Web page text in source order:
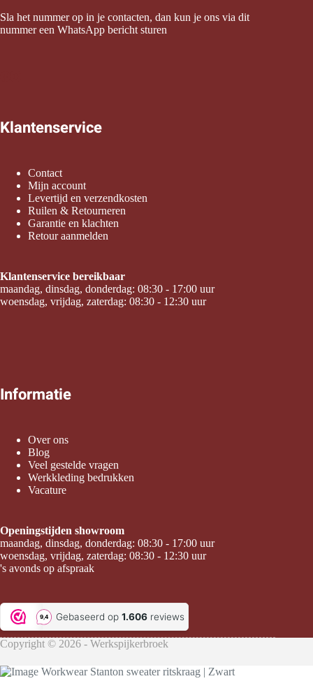
Sla het nummer op in je contacten, dan kun je ons via dit
nummer een WhatsApp bericht sturen
Klantenservice
Contact
Mijn account
Levertijd en verzendkosten
Ruilen & Retourneren
Garantie en klachten
Retour aanmelden
Klantenservice bereikbaar
maandag, dinsdag, donderdag: 08:30 - 17:00 uur
woensdag, vrijdag, zaterdag: 08:30 - 12:30 uur
Informatie
Over ons
Blog
Veel gestelde vragen
Werkkleding bedrukken
Vacature
Openingstijden showroom
maandag, dinsdag, donderdag: 08:30 - 17:00 uur
woensdag, vrijdag, zaterdag: 08:30 - 12:30 uur
's avonds op afspraak
Copyright © 2026 - Werkspijkerbroek